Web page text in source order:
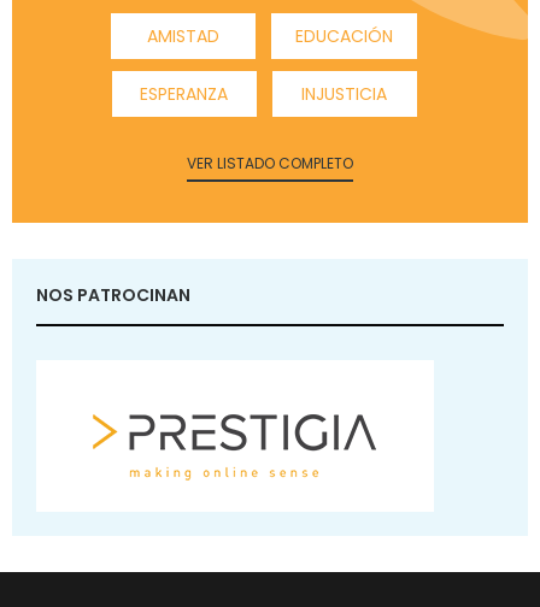
AMISTAD EDUCACIÓN
ESPERANZA INJUSTICIA
VER LISTADO COMPLETO
NOS PATROCINAN